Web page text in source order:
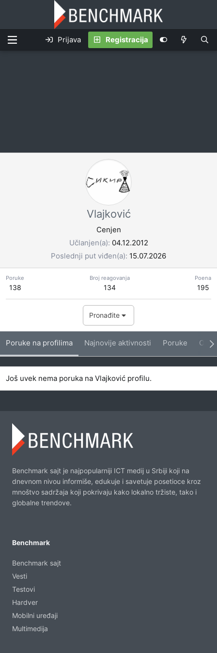
Prijava Registracija
Vlajković
Cenjen
Učlanjen(a) 04.12.2012
Poslednji put viđen(a) 15.07.2026
Poruke
138
Broj reagovanja
134
Poena
195
Pronađite
Poruke na profilima Najnovije aktivnosti Poruke O
Još uvek nema poruka na Vlajković profilu.
Benchmark sajt je najpopularniji ICT medij u Srbiji koji na
dnevnom nivou informiše, edukuje i savetuje posetioce kroz
mnoštvo sadržaja koji pokrivaju kako lokalno tržiste, tako i
globalne trendove.
Benchmark
Benchmark sajt
Vesti
Testovi
Hardver
Mobilni uređaji
Multimedija